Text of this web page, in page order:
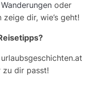
Wanderungenoder
dir, wie’s geht!
zu dir passt!